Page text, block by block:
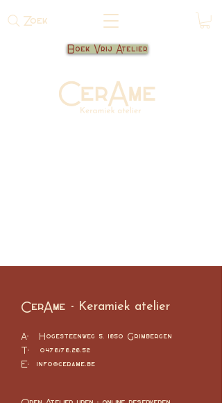
Zoek
Boek Vrij Atelier
CerAme - Keramiek atelier
A: Hogesteenweg 5, 1850 Grimbergen
T: 0476/76.26.52
E: info@cerame.be